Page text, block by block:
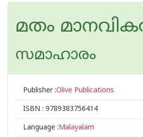
മതം
സമാഹാരം
Publisher :Olive Publications
ISBN : 9789383756414
Language :Malayalam